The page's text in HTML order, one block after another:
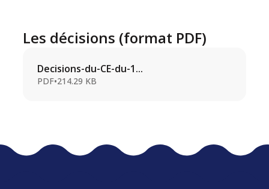
Les décisions (format PDF)
Decisions-du-CE-du-1...
PDF•214.29 KB